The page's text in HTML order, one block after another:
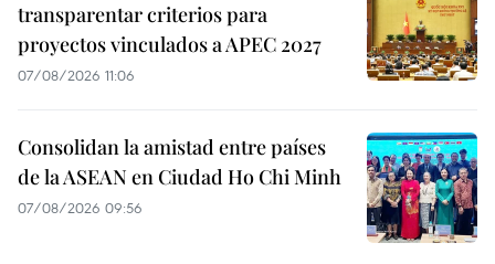
transparentar criterios para
proyectos vinculados a APEC 2027
07/08/2026 11:06
Consolidan la amistad entre países
de la ASEAN en Ciudad Ho Chi Minh
07/08/2026 09:56